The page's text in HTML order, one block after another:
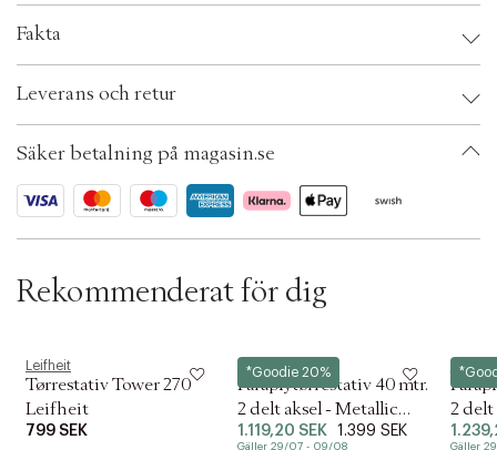
e
i
Fakta
EAN: 4006501815163
ID: AEZF87-0008
Leverans och retur
Säker betalning på magasin.se
Rekommenderat för dig
Leifheit
Tørrestativ Tower 270
Leifheit
799 SEK
*Goodie 20%
Brabantia
Paraplytørrestativ 40 mtr.
2 delt aksel - Metallic
Grey
1.119,20 SEK 1.399 SEK
Gäller 29/07 - 09/08
2 delt
Grey
Gäller